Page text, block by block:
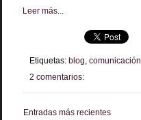
Leer más...
Etiquetas: blog comunicación
2 comentarios:
Entradas más recientes